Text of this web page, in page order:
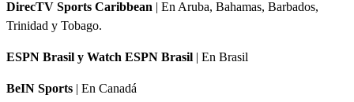
DirecTV Sports Caribbean | En Aruba, Bahamas, Barbados,
Trinidad y Tobago.
ESPN Brasil y Watch ESPN Brasil | En Brasil
BeIN Sports | En Canadá